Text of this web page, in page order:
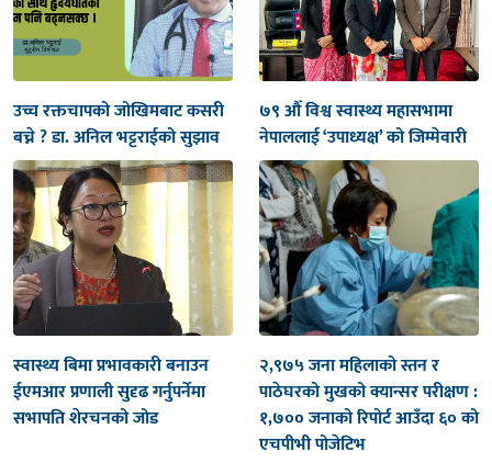
उच्च रक्तचापको जोखिमबाट कसरी
बच्ने ? डा. अनिल भट्टराईको सुझाव
७९ औँ विश्व स्वास्थ्य महासभामा
नेपाललाई ‘उपाध्यक्ष’ को जिम्मेवारी
स्वास्थ्य बिमा प्रभावकारी बनाउन
ईएमआर प्रणाली सुदृढ गर्नुपर्नेमा
सभापति शेरचनको जोड
२,९७५ जना महिलाको स्तन र
पाठेघरको मुखको क्यान्सर परीक्षण :
१,७०० जनाको रिपोर्ट आउँदा ६० को
एचपीभी पोजेटिभ